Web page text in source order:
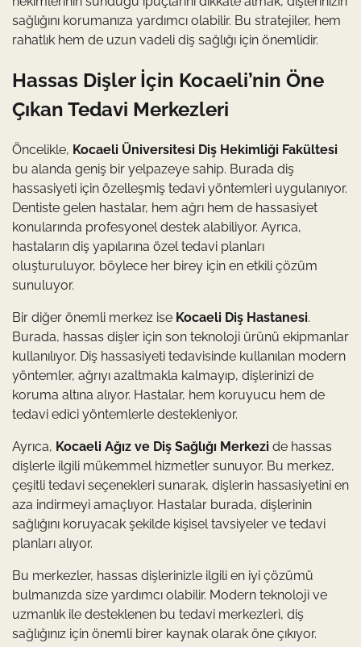
sağlığını korumanıza yardımcı olabilir. Bu stratejiler, hem
rahatlık hem de uzun vadeli diş sağlığı için önemlidir.
Hassas Dişler İçin Kocaeli’nin Öne
Çıkan Tedavi Merkezleri
Öncelikle, Kocaeli Üniversitesi Diş Hekimliği Fakültesi
bu alanda geniş bir yelpazeye sahip. Burada diş
hassasiyeti için özelleşmiş tedavi yöntemleri uygulanıyor.
Dentiste gelen hastalar, hem ağrı hem de hassasiyet
konularında profesyonel destek alabiliyor. Ayrıca,
hastaların diş yapılarına özel tedavi planları
oluşturuluyor, böylece her birey için en etkili çözüm
sunuluyor.
Bir diğer önemli merkez ise Kocaeli Diş Hastanesi.
Burada, hassas dişler için son teknoloji ürünü ekipmanlar
kullanılıyor. Diş hassasiyeti tedavisinde kullanılan modern
yöntemler, ağrıyı azaltmakla kalmayıp, dişlerinizi de
koruma altına alıyor. Hastalar, hem koruyucu hem de
tedavi edici yöntemlerle destekleniyor.
Ayrıca, Kocaeli Ağız ve Diş Sağlığı Merkezi de hassas
dişlerle ilgili mükemmel hizmetler sunuyor. Bu merkez,
çeşitli tedavi seçenekleri sunarak, dişlerin hassasiyetini en
aza indirmeyi amaçlıyor. Hastalar burada, dişlerinin
sağlığını koruyacak şekilde kişisel tavsiyeler ve tedavi
planları alıyor.
Bu merkezler, hassas dişlerinizle ilgili en iyi çözümü
bulmanızda size yardımcı olabilir. Modern teknoloji ve
uzmanlık ile desteklenen bu tedavi merkezleri, diş
sağlığınız için önemli birer kaynak olarak öne çıkıyor.